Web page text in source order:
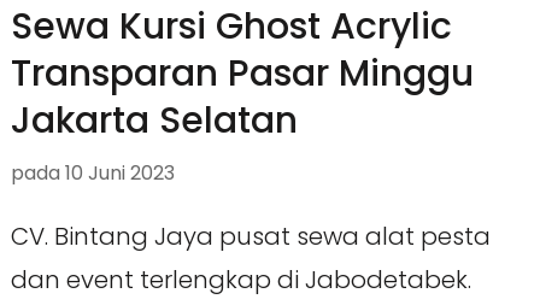
Sewa Kursi Ghost Acrylic
Transparan Pasar Minggu
Jakarta Selatan
pada 10 Juni 2023
CV. Bintang Jaya pusat sewa alat pesta
dan event terlengkap di Jabodetabek.